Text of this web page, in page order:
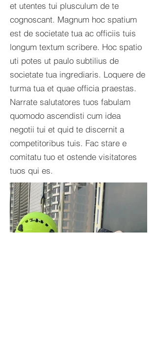
et utentes tui plusculum de te
cognoscant.​ Magnum hoc spatium
est de societate tua ac officiis tuis
longum textum scribere. Hoc spatio
uti potes ut paulo subtilius de
societate tua ingrediaris. Loquere de
turma tua et quae officia praestas.
Narrate salutatores tuos fabulam
quomodo ascendisti cum idea
negotii tui et quid te discernit a
competitoribus tuis. Fac stare e
comitatu tuo et ostende visitatores
tuos qui es.